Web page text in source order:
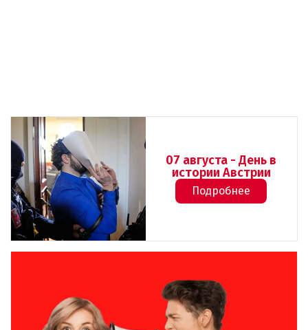
07 августа - День в
истории Австрии
Подробнее